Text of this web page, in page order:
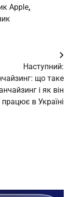
Apple,
Наступний:
що таке
і як він
працює в Україні